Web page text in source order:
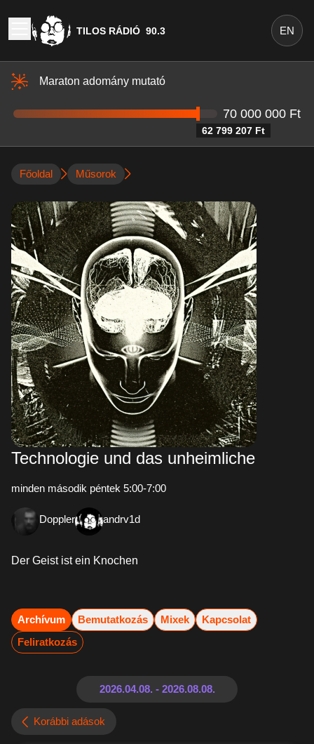
TILOS RÁDIÓ 90.3 EN
Maraton adomány mutató
62 799 207 Ft
70 000 000 Ft
Főoldal Műsorok
Technologie und das unheimliche
minden második péntek 5:00-7:00
Doppler andrv1d
Der Geist ist ein Knochen
Archívum Bemutatkozás Mixek
Kapcsolat
Feliratkozás
Korábbi adások